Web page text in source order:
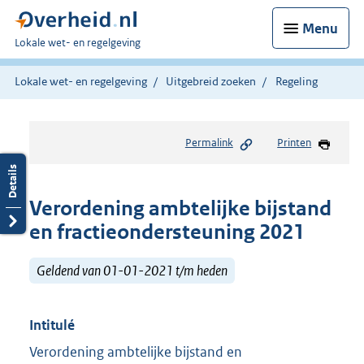
Menu
U
bent
hier:
Lokale wet- en regelgeving
Lokale wet- en regelgeving Uitgebreid zoeken Regeling
Permalink Printen
Verordening ambtelijke bijstand
en fractieondersteuning 2021
Geldend van 01-01-2021 t/m heden
Intitulé
Verordening ambtelijke bijstand en